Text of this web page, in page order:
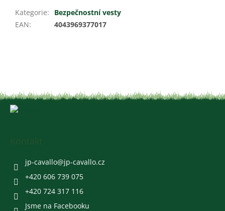
Kategorie:
Bezpečnostní vesty
EAN: 4043969377017
jp-cavallo@jp-cavallo.cz
+420 606 739 075
+420 724 317 116
Jsme na Facebooku